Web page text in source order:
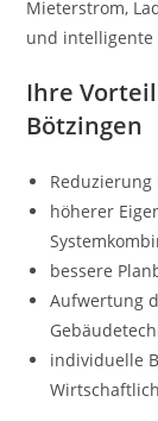
Mieterstrom,
und intelligente
Ihre
Bötzingen
höherer
bessere
Aufwertung
individuelle